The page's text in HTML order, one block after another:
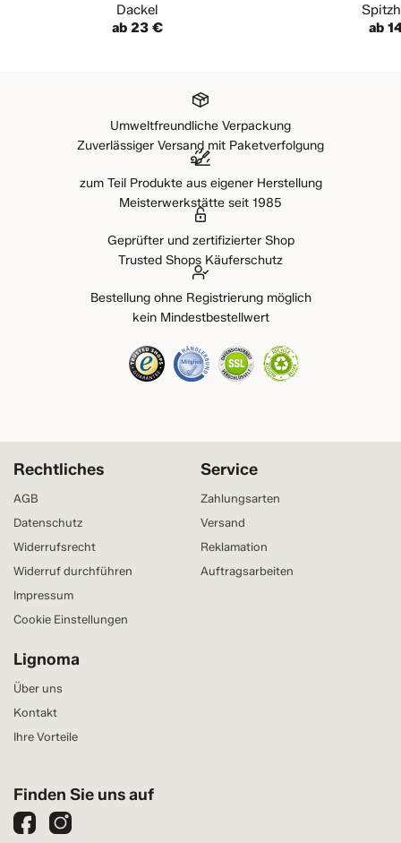
Dackel
ab 23 €
ab
Umweltfreundliche Verpackung
Zuverlässiger Versand mit Paketverfolgung
zum Teil Produkte aus eigener Herstellung
Meisterwerkstätte seit 1985
Geprüfter und zertifizierter Shop
Trusted Shops Käuferschutz
Bestellung ohne Registrierung möglich
kein Mindestbestellwert
Service
Zahlungsarten
Versand
Reklamation
Auftragsarbeiten
Rechtliches
AGB
Datenschutz
Widerrufsrecht
Widerruf durchführen
Impressum
Cookie Einstellungen
Lignoma
Über uns
Kontakt
Ihre Vorteile
Finden Sie uns auf